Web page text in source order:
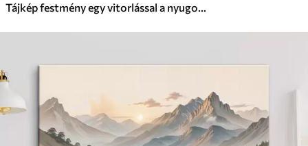
Tájkép festmény egy vitorlással a nyugodt tengeren, narancssárga és sárga égbolt, távoli hegyek